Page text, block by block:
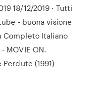
18/12/2019 · Tutti
- buona visione
Completo Italiano
MOVIE ON.
(1991)